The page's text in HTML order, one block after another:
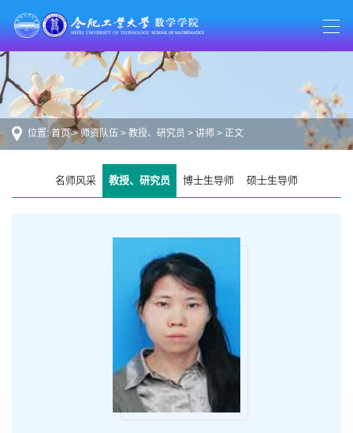
位置:首页>师资队伍 > 教授、研究员 > 讲师 > 正文
名师风采 教授、研究员 博士生导师 硕士生导师